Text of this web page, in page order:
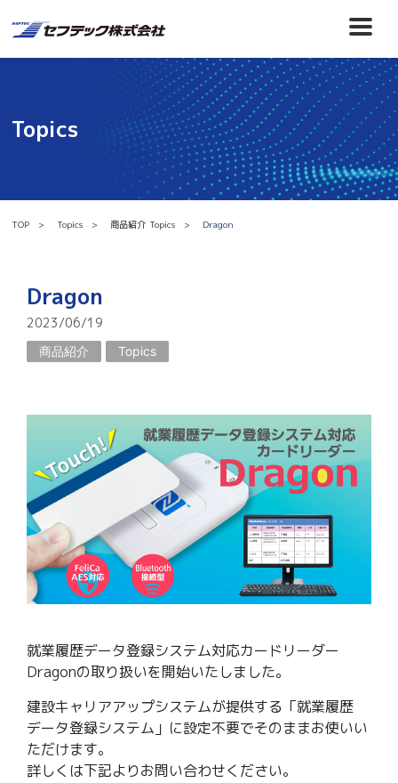
Topics
TOP Topics 商品紹介 Topics Dragon
Dragon
2023/06/19
商品紹介
Topics
就業履歴データ登録システム対応カードリーダー
Dragonの取り扱いを開始いたしました。
建設キャリアアップシステムが提供する「就業履歴
データ登録システム」に設定不要でそのままお使いい
ただけます。
詳しくは下記よりお問い合わせください。